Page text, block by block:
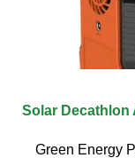
Solar Decathlon
Green Energy